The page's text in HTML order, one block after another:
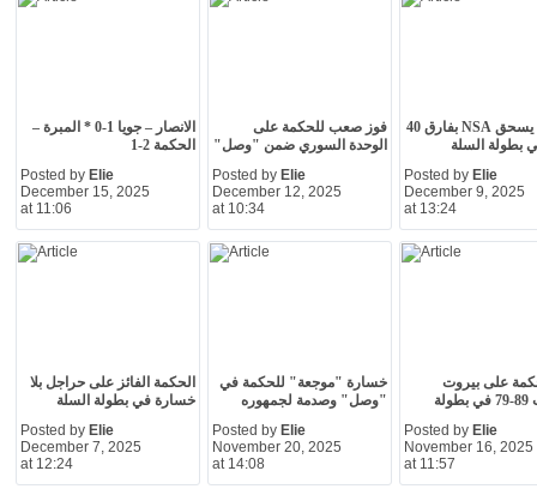
الانصار – جويا 1-0 * المبرة –
الحكمة 2-1
Posted by Elie
December 15, 2025
at 11:06
فوز صعب للحكمة على
الوحدة السوري ضمن "وصل"
Posted by Elie
December 12, 2025
at 10:34
الحكمة يسحق NSA بفارق 40
بطولة السلة
Posted by Elie
December 9, 2025
at 13:24
الحكمة الفائز على حراجل بلا
خسارة في بطولة السلة
Posted by Elie
December 7, 2025
at 12:24
خسارة "موجعة" للحكمة في
"وصل" وصدمة لجمهوره
Posted by Elie
November 20, 2025
at 14:08
على بيروت
فيرست 89-79 في بطولة
Posted by Elie
November 16, 2025
at 11:57